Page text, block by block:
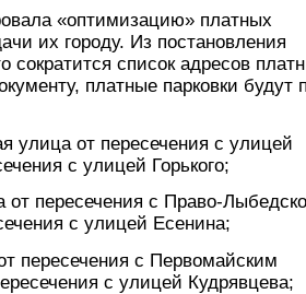
«оптимизацию» платных
их городу. Из постановления
сократится список адресов
платные парковки будут
улица от пересечения с улицей
с улицей Горького;
пересечения с Право-
с улицей Есенина;
пересечения с Первомайским
с улицей Кудрявцева;